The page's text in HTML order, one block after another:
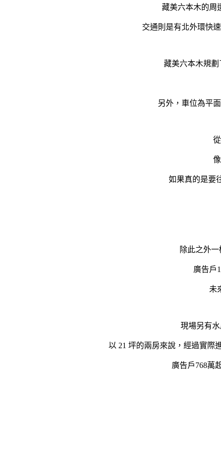
藏美六本木的周
交通則是有北外環快
藏美六本木規劃
另外，車位為平
如果真的是要
除此之外
廣告戶
未
現場另有
以 21 坪的兩房來說，經過實際
廣告戶768萬